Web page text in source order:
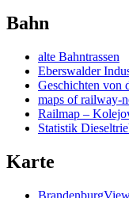
Bahn
alte Bahntrassen
Eberswalder
Geschichten von
maps of railway-
Railmap –
Statistik
Karte